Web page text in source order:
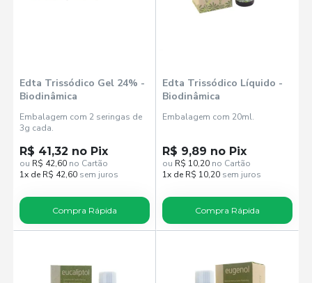
Edta Trissódico Gel 24% -
Biodinâmica
Embalagem com 2 seringas de
3g cada.
R$ 41,32 no Pix
ou R$ 42,60 no Cartão
1x de R$ 42,60 sem juros
Compra Rápida
Edta Trissódico Líquido -
Biodinâmica
Embalagem com 20ml.
R$ 9,89 no Pix
ou R$ 10,20 no Cartão
1x de R$ 10,20 sem juros
Compra Rápida